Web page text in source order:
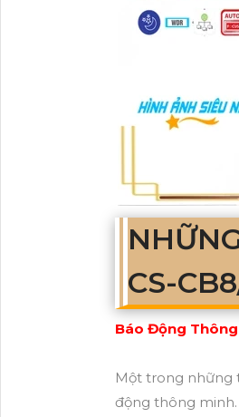
CS-
Báo Động Thông
Một trong những
động thông